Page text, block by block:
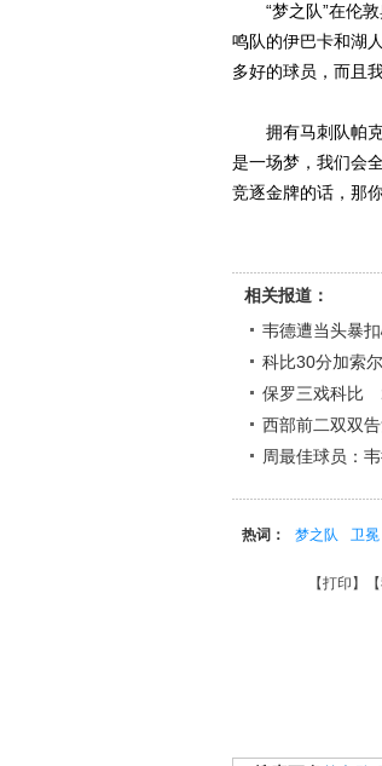
“梦之队”在伦敦
鸣队的伊巴卡和湖
多好的球员，而且
拥有马刺队帕克
是一场梦，我们会
竞逐金牌的话，那
相关报道：
韦德遭当头暴
科比30分加索
保罗三戏科比
西部前二双双告
周最佳球员：
热词： 梦之队 卫冕
【打印 】【